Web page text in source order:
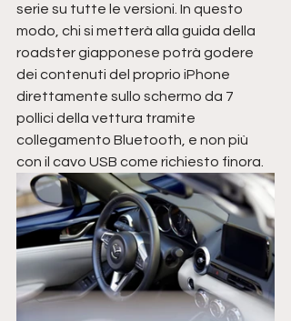
serie su tutte le versioni. In questo
modo, chi si metterà alla guida della
roadster giapponese potrà godere
dei contenuti del proprio iPhone
direttamente sullo schermo da 7
pollici della vettura tramite
collegamento Bluetooth, e non più
con il cavo USB come richiesto finora.